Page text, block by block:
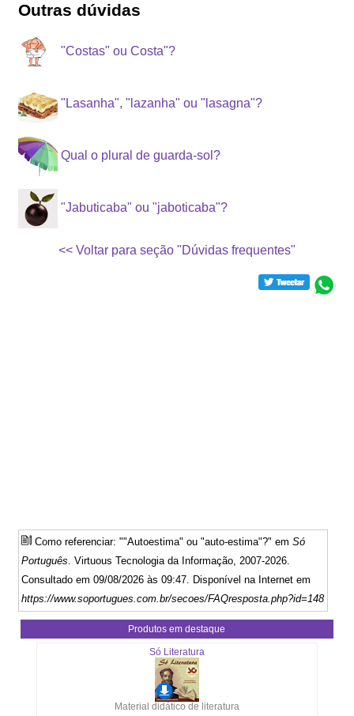
Outras dúvidas
"Costas" ou Costa"?
"Lasanha", "lazanha" ou "lasagna"?
Qual o plural de guarda-sol?
"Jabuticaba" ou "jaboticaba"?
<< Voltar para seção "Dúvidas frequentes"
Como referenciar: ""Autoestima" ou "auto-estima"?" emSó
Português . Virtuous Tecnologia da Informação, 2007-2026.
Consultado em 09/08/2026 às 09:47. Disponível na Internet em
https://www.soportugues.com.br/secoes/FAQresposta.php?id=148
Produtos em destaque
Só Literatura
Material didático de literatura